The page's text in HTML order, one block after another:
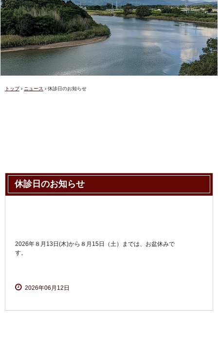
トップ › ニュース › 休診日のお知らせ
休診日のお知らせ
2026年８月13日(木)から８月15日（土）までは、お盆休みで
す。
2026年06月12日